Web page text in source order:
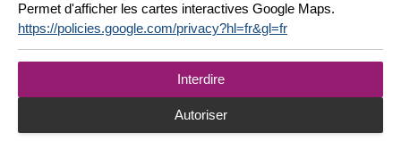
Permet d'afficher les cartes interactives Google Maps.
https://policies.google.com/privacy?hl=fr&gl=fr
Interdire
Autoriser